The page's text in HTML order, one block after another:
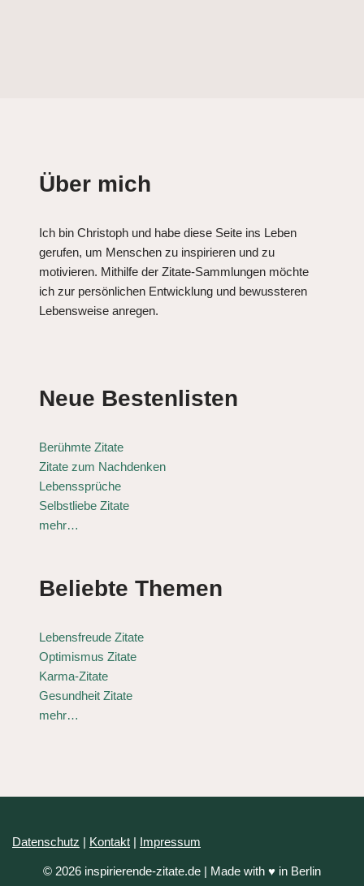
Über mich
Ich bin Christoph und habe diese Seite ins Leben
gerufen, um Menschen zu inspirieren und zu
motivieren. Mithilfe der Zitate-Sammlungen möchte
ich zur persönlichen Entwicklung und bewussteren
Lebensweise anregen.
Neue Bestenlisten
Berühmte Zitate
Zitate zum Nachdenken
Lebenssprüche
Selbstliebe Zitate
mehr…
Beliebte Themen
Lebensfreude Zitate
Optimismus Zitate
Karma-Zitate
Gesundheit Zitate
mehr…
Datenschutz | Kontakt | Impressum
© 2026 inspirierende-zitate.de | Made with ♥ in Berlin